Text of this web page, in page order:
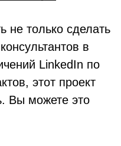
не только сделать
в
LinkedIn по
этот проект
Вы можете это